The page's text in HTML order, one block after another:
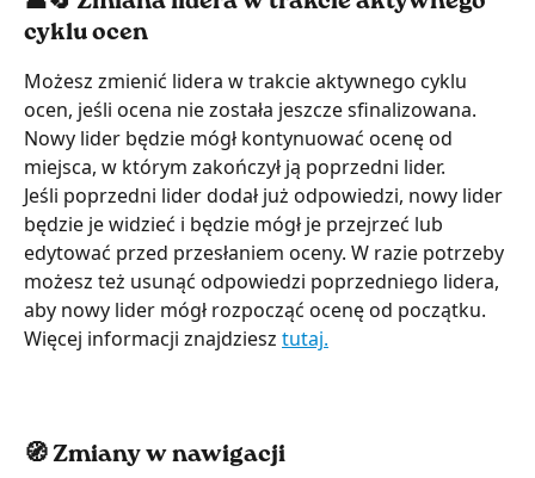
cyklu ocen
Możesz zmienić lidera w trakcie aktywnego cyklu
ocen, jeśli ocena nie została jeszcze sfinalizowana.
Nowy lider będzie mógł kontynuować ocenę od
miejsca, w którym zakończył ją poprzedni lider.
Jeśli poprzedni lider dodał już odpowiedzi, nowy lider
będzie je widzieć i będzie mógł je przejrzeć lub
edytować przed przesłaniem oceny. W razie potrzeby
możesz też usunąć odpowiedzi poprzedniego lidera,
aby nowy lider mógł rozpocząć ocenę od początku.
Więcej informacji znajdziesz tutaj.
🧭 Zmiany w nawigacji